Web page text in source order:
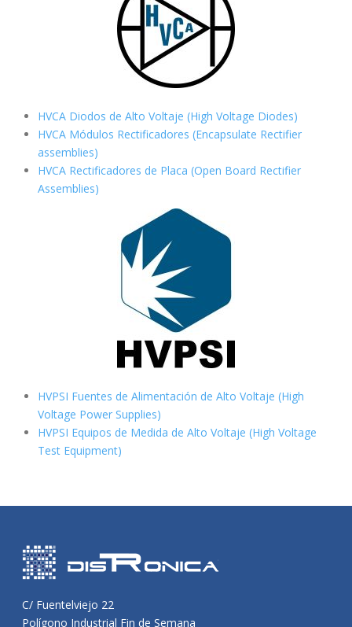
HVCA Diodos de Alto Voltaje (High Voltage Diodes)
HVCA Módulos Rectificadores (Encapsulate Rectifier
assemblies)
HVCA Rectificadores de Placa (Open Board Rectifier
Assemblies)
HVPSI Fuentes de Alimentación de Alto Voltaje (High
Voltage Power Supplies)
HVPSI Equipos de Medida de Alto Voltaje (High Voltage
Test Equipment)
C/ Fuentelviejo 22
Polígono Industrial Fin de Semana